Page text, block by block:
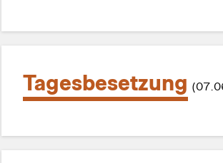
Tagesbesetzung